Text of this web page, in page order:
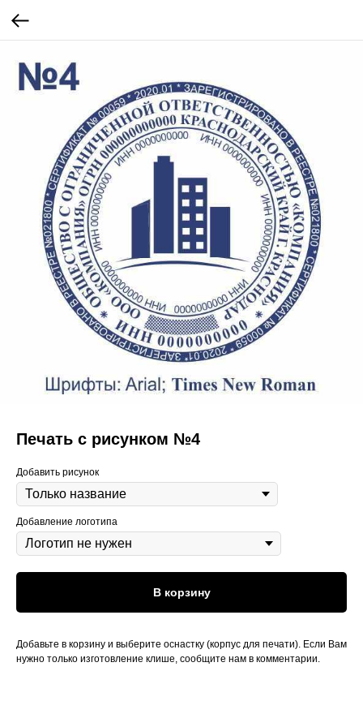
Печать с рисунком №4
Добавить рисунок
Добавление логотипа
В корзину
Добавьте в корзину и выберите оснастку (корпус для печати). Если Вам
нужно только изготовление клише, сообщите нам в комментарии.